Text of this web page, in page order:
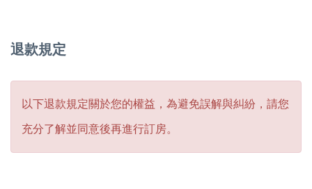
退款規定
以下退款規定關於您的權益，為避免誤解與糾紛，請您
充分了解並同意後再進行訂房。